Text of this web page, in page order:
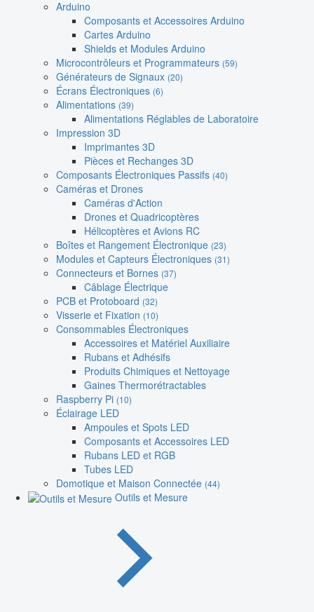
Arduino
Composants et Accessoires Arduino
Cartes Arduino
Shields et Modules Arduino
Microcontrôleurs et Programmateurs (59)
Générateurs de Signaux (20)
Écrans Électroniques (6)
Alimentations (39)
Alimentations Réglables de Laboratoire
Impression 3D
Imprimantes 3D
Pièces et Rechanges 3D
Composants Électroniques Passifs (40)
Caméras et Drones
Caméras d'Action
Drones et Quadricoptères
Hélicoptères et Avions RC
Boîtes et Rangement Électronique (23)
Modules et Capteurs Électroniques (31)
Connecteurs et Bornes (37)
Câblage Électrique
PCB et Protoboard (32)
Visserie et Fixation (10)
Consommables Électroniques
Accessoires et Matériel Auxiliaire
Rubans et Adhésifs
Produits Chimiques et Nettoyage
Gaines Thermorétractables
Raspberry Pi (10)
Éclairage LED
Ampoules et Spots LED
Composants et Accessoires LED
Rubans LED et RGB
Tubes LED
Domotique et Maison Connectée (44)
Outils et Mesure